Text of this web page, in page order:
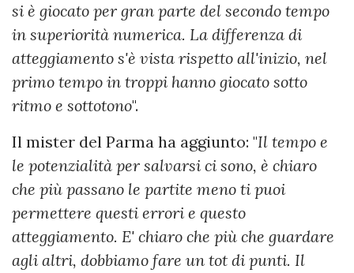
si è giocato per gran parte del secondo tempo
in superiorità numerica. La differenza di
atteggiamento s'è vista rispetto all'inizio, nel
primo tempo in troppi hanno giocato sotto
ritmo e sottotono".
Il mister del Parma ha aggiunto: "Il tempo e
le potenzialità per salvarsi ci sono, è chiaro
che più passano le partite meno ti puoi
permettere questi errori e questo
atteggiamento. E' chiaro che più che guardare
agli altri, dobbiamo fare un tot di punti. Il